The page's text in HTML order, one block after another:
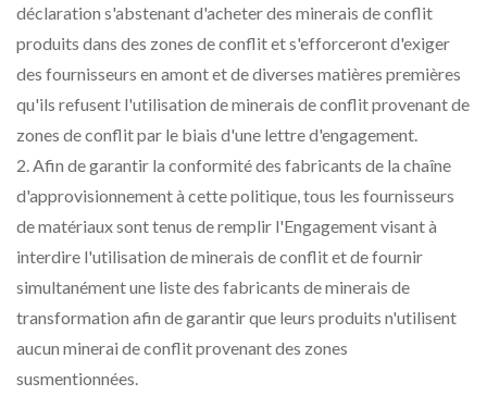
déclaration s'abstenant d'acheter des minerais de conflit
produits dans des zones de conflit et s'efforceront d'exiger
des fournisseurs en amont et de diverses matières premières
qu'ils refusent l'utilisation de minerais de conflit provenant de
zones de conflit par le biais d'une lettre d'engagement.
2. Afin de garantir la conformité des fabricants de la chaîne
d'approvisionnement à cette politique, tous les fournisseurs
de matériaux sont tenus de remplir l'Engagement visant à
interdire l'utilisation de minerais de conflit et de fournir
simultanément une liste des fabricants de minerais de
transformation afin de garantir que leurs produits n'utilisent
aucun minerai de conflit provenant des zones
susmentionnées.